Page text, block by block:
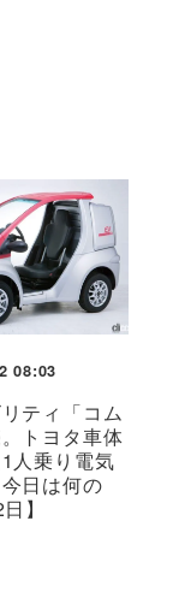
08:03
ティ「コム
トヨタ車体
人乗り電気
日は何の
】